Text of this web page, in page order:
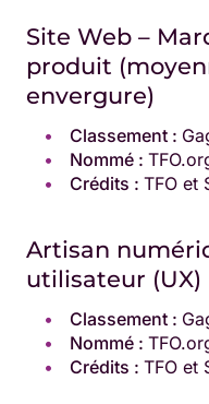
Site Web –
produit
envergure)
Classement :
Nommé :
Crédits : TFO et
Artisan
utilisateur (UX)
Classement :
Nommé :
Crédits : TFO et